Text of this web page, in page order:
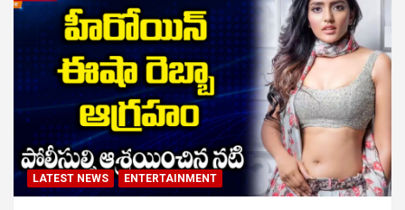
LATEST NEWS ENTERTAINMENT